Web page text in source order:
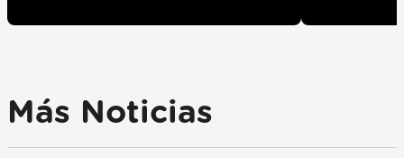
Más Noticias